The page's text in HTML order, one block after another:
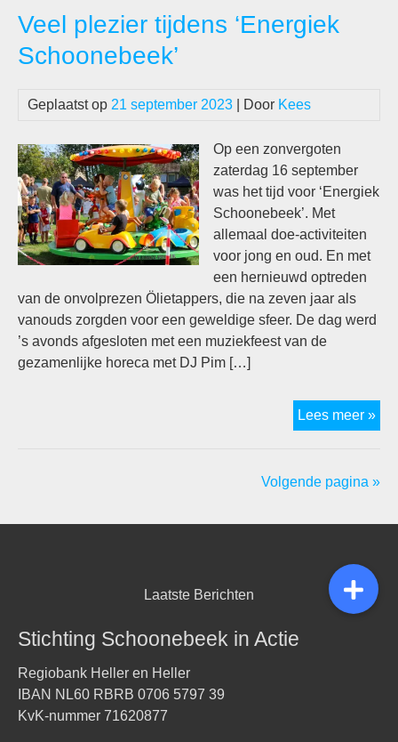
Veel plezier tijdens ‘Energiek
Schoonebeek’
Geplaatst op 21 september 2023 | Door Kees
Op een zonvergoten
zaterdag 16 september
was het tijd voor ‘Energiek
Schoonebeek’. Met
allemaal doe-activiteiten
voor jong en oud. En met
een hernieuwd optreden
van de onvolprezen Ölietappers, die na zeven jaar als
vanouds zorgden voor een geweldige sfeer. De dag werd
’s avonds afgesloten met een muziekfeest van de
gezamenlijke horeca met DJ Pim […]
Lees meer »
Volgende pagina »
Laatste Berichten
Stichting Schoonebeek in Actie
Regiobank Heller en Heller
IBAN NL60 RBRB 0706 5797 39
KvK-nummer 71620877